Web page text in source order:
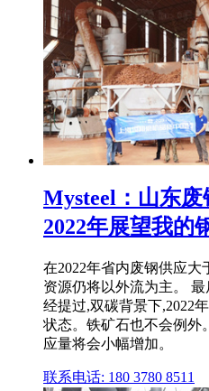
Mysteel：山东废
2022年展望我的
在2022年省内废钢供应
资源仍将以外流为主。
经提过,双碳背景下,2022
状态。铁矿石也不会例外
应量将会小幅增加。
联系电话: 180 3780 8511